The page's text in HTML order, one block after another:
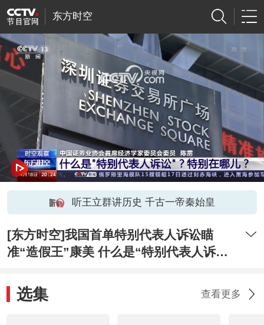
东方时空
网络开小差了，请稍后再试
听王立群讲历史 千古一帝秦始皇
[东方时空]我国首单特别代表人诉讼瞄
准“造假王”康美 什么是“特别代表人诉
选集 查看更多